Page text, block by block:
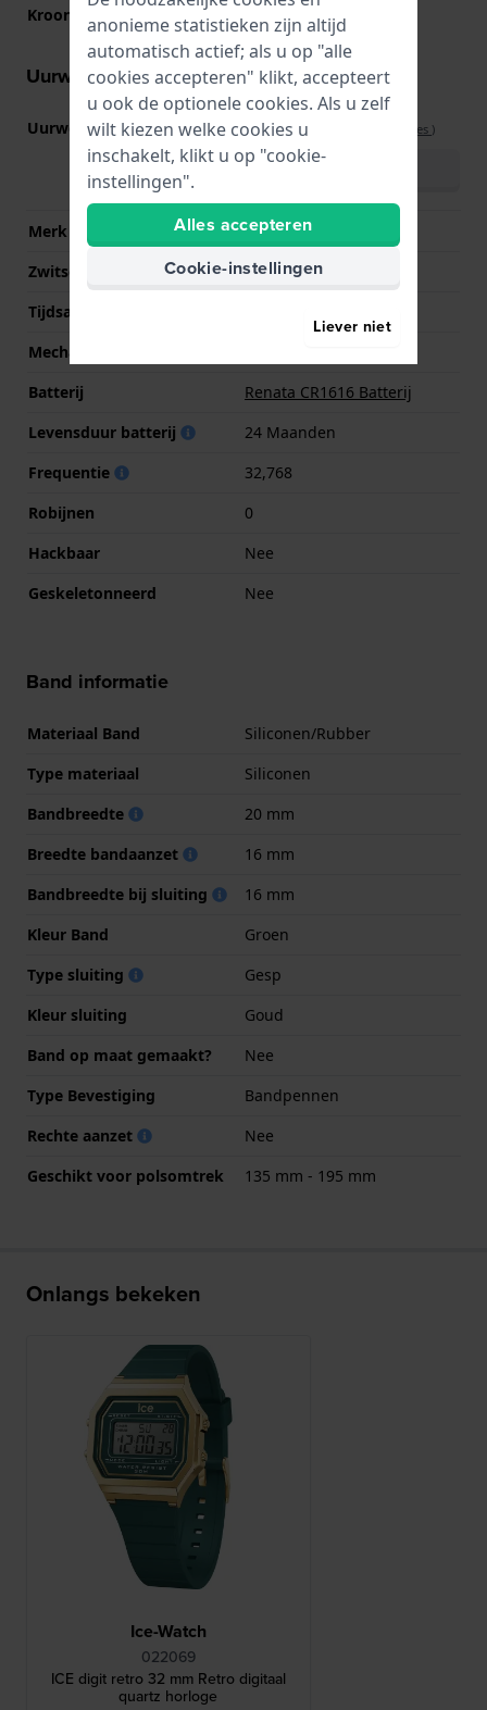
Kroon
Uurwerk informatie
Uurwerk nr. MD21488 Bekijk specificaties )
Download handboek
Merk uurwerk
CN
Zwitsers uurwerk
Nee
Tijdsaanduiding
Mechanisme
Batterij
Renata CR1616 Batterij
Levensduur batterij
24 Maanden
Frequentie
32,768
Robijnen
0
Hackbaar
Nee
Geskeletonneerd
Nee
Band informatie
Materiaal Band
Siliconen/Rubber
Type materiaal
Siliconen
Bandbreedte
20 mm
Breedte bandaanzet
16 mm
Bandbreedte bij sluiting
16 mm
Kleur Band
Groen
Type sluiting
Gesp
Kleur sluiting
Goud
Band op maat gemaakt?
Nee
Type Bevestiging
Bandpennen
Rechte aanzet
Nee
Geschikt voor polsomtrek
135 mm - 195 mm
Onlangs bekeken
Ice-Watch
022069
ICE digit retro 32 mm Retro digitaal
quartz horloge
anonieme statistieken zijn altijd
automatisch actief; als u op "alle
cookies accepteren" klikt, accepteert
u ook de optionele cookies. Als u zelf
wilt kiezen welke cookies u
inschakelt, klikt u op "cookie-
instellingen".
Alles accepteren
Cookie-instellingen
Liever niet